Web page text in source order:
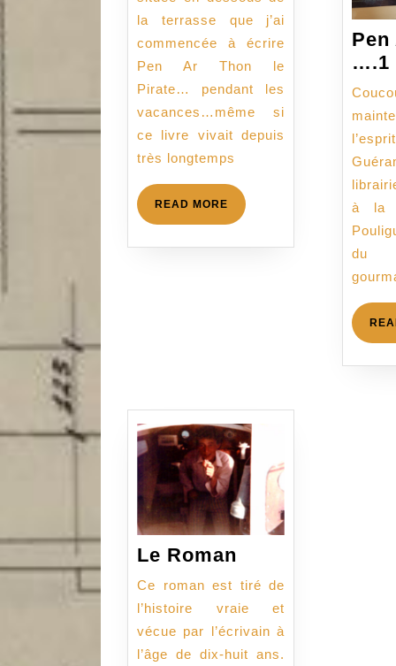
la terrasse que j’ai
commencée à écrire
Pen Ar Thon le
Pirate… pendant les
vacances…même si
ce livre vivait depuis
très longtemps
READ MORE READ
MORE
Pen
….1
à la
du
Le Roman
Roman
Ce roman est tiré de
l’histoire vraie et
vécue par l’écrivain à
l’âge de dix-huit ans.